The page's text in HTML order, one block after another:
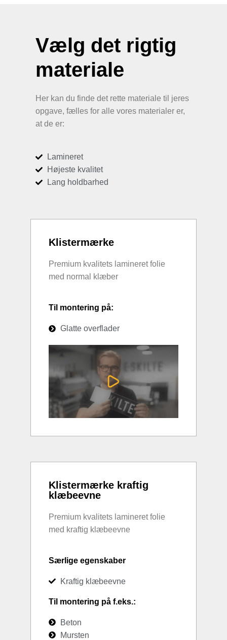
Vælg det rigtig
materiale
Her kan du finde det rette materiale til jeres
opgave, fælles for alle vores materialer er,
at de er:
Lamineret
Højeste kvalitet
Lang holdbarhed
Klistermærke
Premium kvalitets lamineret folie
med normal klæber
Til montering på:
Glatte overflader
Klistermærke kraftig
klæbeevne
Premium kvalitets lamineret folie
med kraftig klæbeevne
Særlige egenskaber
Kraftig klæbeevne
Til montering på f.eks.:
Beton
Mursten